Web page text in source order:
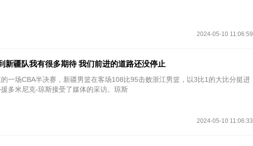
2024-05-10 11:06:59
新疆队我有很多期待 我们前进的道路还没停止
一场CBA半决赛，新疆男篮在客场108比95击败浙江男篮，以3比1的大比分挺进
多米尼克-琼斯接受了媒体的采访。琼斯
2024-05-10 11:06:33